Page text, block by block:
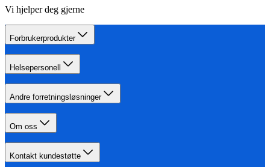
Vi hjelper deg gjerne
Forbrukerprodukter
Helsepersonell
Andre forretningsløsninger
Om oss
Kontakt kundestøtte